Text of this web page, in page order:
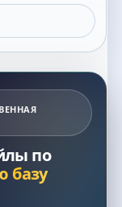
по
базу